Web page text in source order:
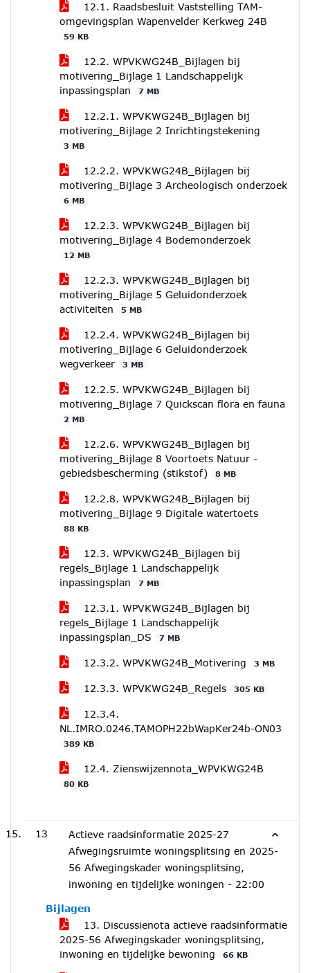
12.1. Raadsbesluit Vaststelling TAM-
omgevingsplan Wapenvelder Kerkweg 24B
59 KB
12.2. WPVKWG24B_Bijlagen bij
motivering_Bijlage 1 Landschappelijk
inpassingsplan
7 MB
12.2.1. WPVKWG24B_Bijlagen bij
motivering_Bijlage 2 Inrichtingstekening
3 MB
12.2.2. WPVKWG24B_Bijlagen bij
motivering_Bijlage 3 Archeologisch onderzoek
6 MB
12.2.3. WPVKWG24B_Bijlagen bij
motivering_Bijlage 4 Bodemonderzoek
12 MB
12.2.3. WPVKWG24B_Bijlagen bij
motivering_Bijlage 5 Geluidonderzoek
activiteiten
5 MB
12.2.4. WPVKWG24B_Bijlagen bij
motivering_Bijlage 6 Geluidonderzoek
wegverkeer
3 MB
12.2.5. WPVKWG24B_Bijlagen bij
motivering_Bijlage 7 Quickscan flora en fauna
2 MB
12.2.6. WPVKWG24B_Bijlagen bij
motivering_Bijlage 8 Voortoets Natuur -
gebiedsbescherming (stikstof)
8 MB
12.2.8. WPVKWG24B_Bijlagen bij
motivering_Bijlage 9 Digitale watertoets
88 KB
12.3. WPVKWG24B_Bijlagen bij
regels_Bijlage 1 Landschappelijk
inpassingsplan
7 MB
12.3.1. WPVKWG24B_Bijlagen bij
regels_Bijlage 1 Landschappelijk
inpassingsplan_DS
7 MB
12.3.2. WPVKWG24B_Motivering 3 MB
12.3.3. WPVKWG24B_Regels 305 KB
12.3.4.
NL.IMRO.0246.TAMOPH22bWapKer24b-ON03
389 KB
12.4. Zienswijzennota_WPVKWG24B
80 KB
13
Actieve raadsinformatie 2025-27
Afwegingsruimte woningsplitsing en 2025-
56 Afwegingskader woningsplitsing,
inwoning en tijdelijke woningen - 22:00
Bijlagen
13. Discussienota actieve raadsinformatie
2025-56 Afwegingskader woningsplitsing,
inwoning en tijdelijke bewoning
66 KB